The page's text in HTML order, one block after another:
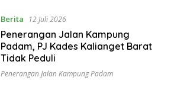
Berita 12 Juli 2026
Penerangan Jalan Kampung
Padam, PJ Kades Kalianget Barat
Tidak Peduli
Penerangan Jalan Kampung Padam